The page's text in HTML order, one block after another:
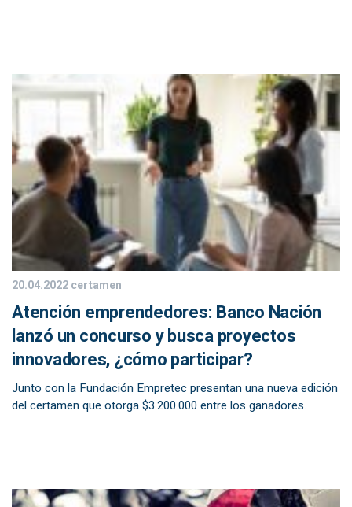
20.04.2022certamen
Atención emprendedores: Banco Nación
lanzó un concurso y busca proyectos
innovadores, ¿cómo participar?
Junto con la Fundación Empretec presentan una nueva edición
del certamen que otorga $3.200.000 entre los ganadores.